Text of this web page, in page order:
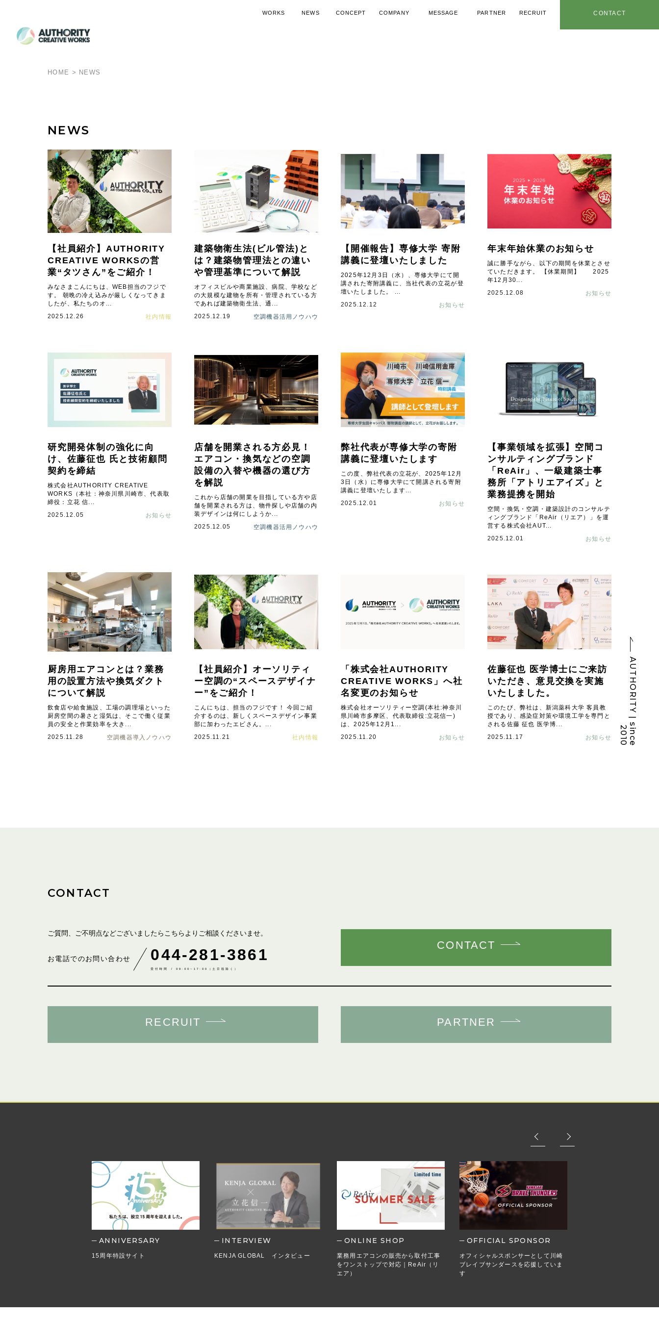
WORKS
NEWS
CONCEPT
COMPANY
MESSAGE
PARTNER
RECRUIT
CONTACT
A
U
T
H
O
R
I
T
Y
|
s
i
n
c
e
20
1
0
HOME > NEWS
NEWS
【社員紹介】AUTHORITY
CREATIVE WORKSの営
業“タツさん”をご紹介！
みなさまこんにちは、WEB担当のフジで
す。 朝晩の冷え込みが厳しくなってきま
したが、私たちのオ...
2025.12.26
社内情報
建築物衛生法(ビル管法)と
は？建築物管理法との違い
や管理基準について解説
オフィスビルや商業施設、病院、学校など
の大規模な建物を所有・管理されている方
であれば建築物衛生法、通...
2025.12.19
空調機器活用ノウハウ
【開催報告】専修大学 寄附
講義に登壇いたしました
2025年12月3日（水）、専修大学にて開
講された寄附講義に、当社代表の立花が登
壇いたしました。 ...
2025.12.12
お知らせ
年末年始休業のお知らせ
誠に勝手ながら、以下の期間を休業とさせ
ていただきます。 【休業期間】 2025
年12月30...
2025.12.08
お知らせ
研究開発体制の強化に向
け、佐藤征也 氏と技術顧問
契約を締結
株式会社AUTHORITY CREATIVE
WORKS（本社：神奈川県川崎市、代表取
締役：立花 信...
2025.12.05
お知らせ
店舗を開業される方必見！
エアコン・換気などの空調
設備の入替や機器の選び方
を解説
これから店舗の開業を目指している方や店
舗を開業される方は、物件探しや店舗の内
装デザインは何にしようか...
2025.12.05
空調機器活用ノウハウ
弊社代表が専修大学の寄附
講義に登壇いたします
この度、弊社代表の立花が、2025年12月
3日（水）に専修大学にて開講される寄附
講義に登壇いたします...
2025.12.01
お知らせ
【事業領域を拡張】空間コ
ンサルティングブランド
「ReAir」、一級建築士事
務所「アトリエアイズ」と
業務提携を開始
空間・換気・空調・建築設計のコンサルテ
ィングブランド「ReAir（リエア）」を運
営する株式会社AUT...
2025.12.01
お知らせ
厨房用エアコンとは？業務
用の設置方法や換気ダクト
について解説
飲食店や給食施設、工場の調理場といった
厨房空間の暑さと湿気は、そこで働く従業
員の安全と作業効率を大き...
2025.11.28
空調機器導入ノウハウ
【社員紹介】オーソリティ
ー空調の“スペースデザイナ
ー”をご紹介！
こんにちは、担当のフジです！ 今回ご紹
介するのは、新しくスペースデザイン事業
部に加わったエビさん。...
2025.11.21
社内情報
「株式会社AUTHORITY
CREATIVE WORKS」へ社
名変更のお知らせ
株式会社オーソリティー空調(本社:神奈川
県川崎市多摩区、代表取締役:立花信一)
は、2025年12月1...
2025.11.20
お知らせ
佐藤征也 医学博士にご来訪
いただき、意見交換を実施
いたしました。
このたび、弊社は、新潟薬科大学 客員教
授であり、感染症対策や環境工学を専門と
される佐藤 征也 医学博...
2025.11.17
お知らせ
CONTACT
ご質問、ご不明点などございましたら こちらよりご相談くださいませ。
お電話でのお問い合わせ 044-281-3861
受付時間 / 09:00~17:00（土日祝除く）
CONTACT
RECRUIT PARTNER
ANNIVERSARY
15周年特設サイト
INTERVIEW
KENJA GLOBAL インタビュー
ONLINE SHOP
業務用エアコンの販売から取付工事
をワンストップで対応｜ReAir（リ
エア）
OFFICIAL SPONSOR
オフィシャルスポンサーとして川崎
ブレイブサンダースを応援していま
す